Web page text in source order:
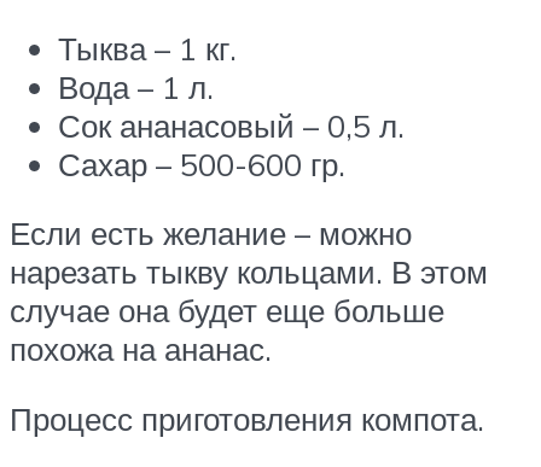
Тыква – 1 кг.
Вода – 1 л.
Сок ананасовый – 0,5 л.
Сахар – 500-600 гр.
Если есть желание – можно
нарезать тыкву кольцами. В этом
случае она будет еще больше
похожа на ананас.
Процесс приготовления компота.